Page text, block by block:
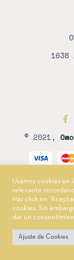
1638
© 2021,
Usamos cookies en
relevante
Haz click en
cookies. Sin
dar un
Ajuste de Cookies